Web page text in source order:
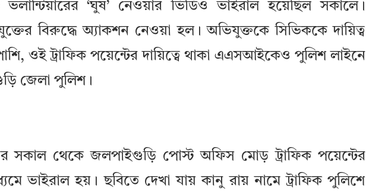
ভলান্টিয়ারের ‘ঘুষ’ নেওয়ার ভিডিও ভাইরাল হয়েছিল সকালে।
বিরুদ্ধে অ্যাকশন নেওয়া হল। অভিযুক্তকে সিভিককে দায়িত্ব
ওই ট্রাফিক পয়েন্টের দায়িত্বে থাকা এএসআইকেও পুলিশ লাইনে
জেলা পুলিশ।
সকাল থেকে জলপাইগুড়ি পোস্ট অফিস মোড় ট্রাফিক পয়েন্টের
ভাইরাল হয়। ছবিতে দেখা যায় কানু রায় নামে ট্রাফিক পুলিশে